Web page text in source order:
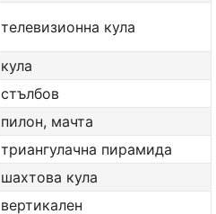
телевизионна кула
кула
стълбов
пилон, мачта
триангулачна пирамида
шахтова кула
вертикален